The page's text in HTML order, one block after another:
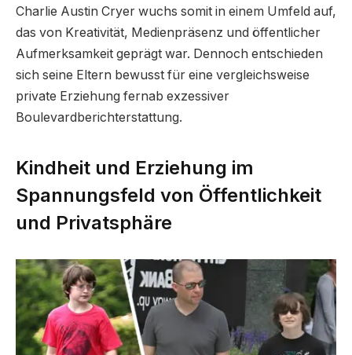
Charlie Austin Cryer wuchs somit in einem Umfeld auf,
das von Kreativität, Medienpräsenz und öffentlicher
Aufmerksamkeit geprägt war. Dennoch entschieden
sich seine Eltern bewusst für eine vergleichsweise
private Erziehung fernab exzessiver
Boulevardberichterstattung.
Kindheit und Erziehung im
Spannungsfeld von Öffentlichkeit
und Privatsphäre